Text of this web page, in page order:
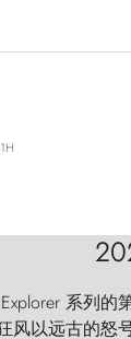
Explorer 系列
以远古的怒